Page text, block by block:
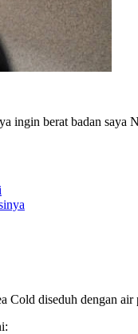
ingin berat badan
Cold diseduh dengan air